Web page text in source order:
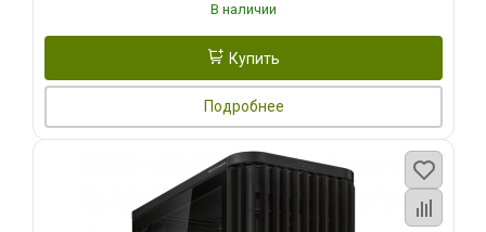
В наличии
Купить
Подробнее